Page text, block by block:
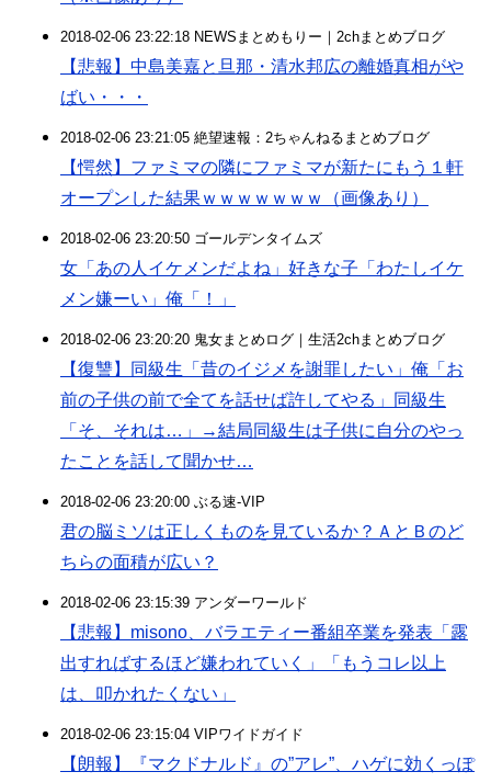
2018-02-06 23:22:18 NEWSまとめもりー｜2chまとめブログ
【悲報】中島美嘉と旦那・清水邦広の離婚真相がや
ばい・・・
2018-02-06 23:21:05 絶望速報：2ちゃんねるまとめブログ
【愕然】ファミマの隣にファミマが新たにもう１軒
オープンした結果ｗｗｗｗｗｗｗ（画像あり）
2018-02-06 23:20:50 ゴールデンタイムズ
女「あの人イケメンだよね」好きな子「わたしイケ
メン嫌ーい」俺「！」
2018-02-06 23:20:20 鬼女まとめログ｜生活2chまとめブログ
【復讐】同級生「昔のイジメを謝罪したい」俺「お
前の子供の前で全てを話せば許してやる」同級生
「そ、それは…」→結局同級生は子供に自分のやっ
たことを話して聞かせ…
2018-02-06 23:20:00 ぶる速-VIP
君の脳ミソは正しくものを見ているか？ＡとＢのど
ちらの面積が広い？
2018-02-06 23:15:39 アンダーワールド
【悲報】misono、バラエティー番組卒業を発表「露
出すればするほど嫌われていく」「もうコレ以上
は、叩かれたくない」
2018-02-06 23:15:04 VIPワイドガイド
【朗報】『マクドナルド』の”アレ”、ハゲに効くっぽ